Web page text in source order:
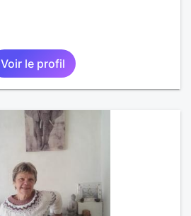
Voir le profil